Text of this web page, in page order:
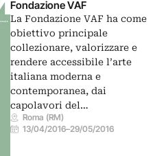
Fondazione VAF
La Fondazione VAF ha come
obiettivo principale
collezionare, valorizzare e
rendere accessibile l’arte
italiana moderna e
contemporanea, dai
capolavori del…
Roma (RM)
13/04/2016–29/05/2016